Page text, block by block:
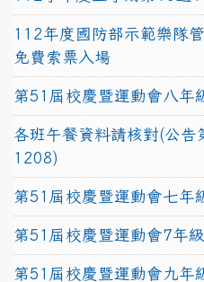
112年度國防部示範樂隊
免費索票入場
第51屆校慶暨運動會八年
各班午餐資料請核對(公告
1208)
第51屆校慶暨運動會七年
第51屆校慶暨運動會7年
第51屆校慶暨運動會九年